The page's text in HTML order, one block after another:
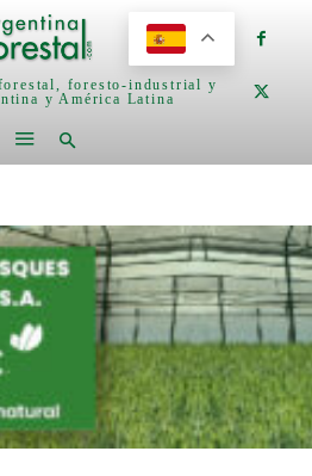
foresto-industrial y
y América Latina